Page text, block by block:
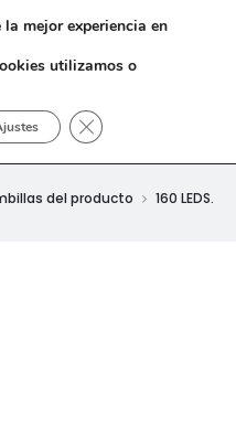
del producto 160 LEDS.
mejor experiencia en
utilizamos o
Cerrar el banner de